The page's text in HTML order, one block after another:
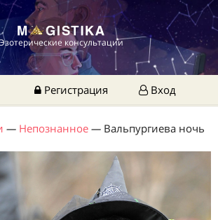
Эзотерические консультации
Регистрация Вход
— Непознанное — Вальпургиева ночь